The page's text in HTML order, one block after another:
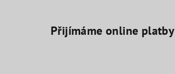
Přijímáme online platby